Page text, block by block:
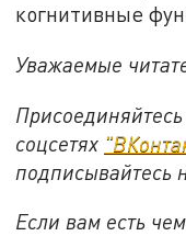
когнитивные
Уважаемые
соцсетях
подписывайтесь
Если вам есть